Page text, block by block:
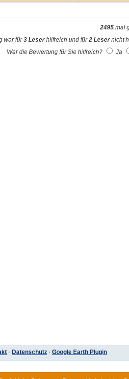
2495 mal
war für3 Leserhilfreich und für2 Lesernicht
War die Bewertung für Sie hilfreich?
Ja
· Datenschutz · Google Earth Plugin